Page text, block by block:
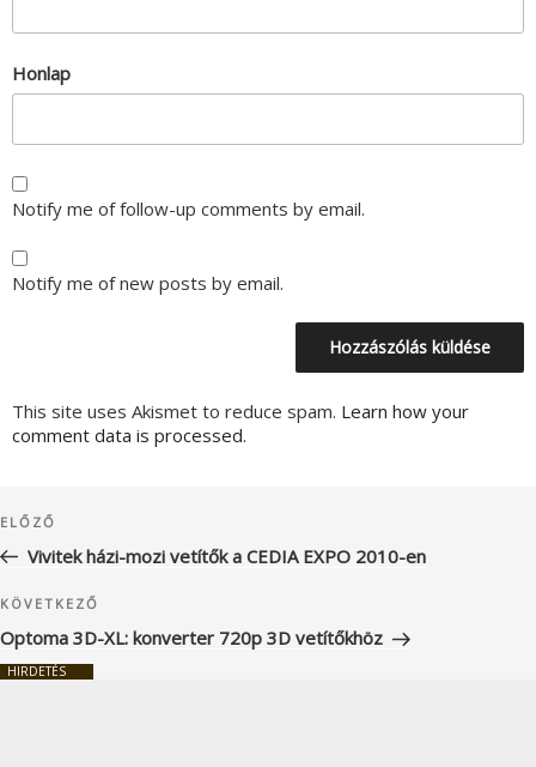
Honlap
Notify me of follow-up comments by email.
Notify me of new posts by email.
This site uses Akismet to reduce spam. Learn how your
comment data is processed.
navigáció
Korábbi
bejegyzés
ELŐZŐ
Vivitek házi-mozi vetítők a CEDIA EXPO 2010-en
Következő
bejegyzés
KÖVETKEZŐ
Optoma 3D-XL: konverter 720p 3D vetítőkhöz
HIRDETÉS